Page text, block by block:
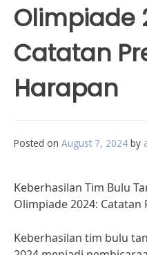
Olimpiade
Catatan
Harapan
Posted on August 7, 2024 by
Keberhasilan Tim Bulu
Olimpiade 2024:
Keberhasilan tim bulu